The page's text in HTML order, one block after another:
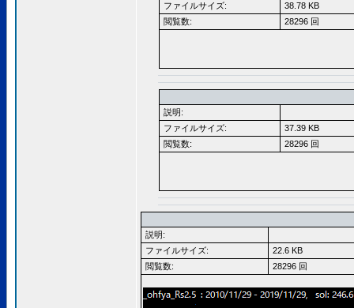
ファイルサイズ:
38.78 KB
閲覧数:
28296 回
説明:
ファイルサイズ:
37.39 KB
閲覧数:
28296 回
説明:
ファイルサイズ:
22.6 KB
閲覧数:
28296 回